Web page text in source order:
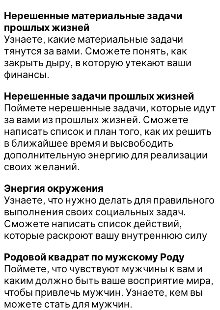
Нерешенные материальные задачи
прошлых жизней
Узнаете, какие материальные задачи
тянутся за вами. Сможете понять, как
закрыть дыру, в которую утекают ваши
финансы.
Нерешенные задачи прошлых жизней
Поймете нерешенные задачи, которые идут
за вами из прошлых жизней. Сможете
написать список и план того, как их решить
в ближайшее время и высвободить
дополнительную энергию для реализации
своих желаний.
Энергия окружения
Узнаете, что нужно делать для правильного
выполнения своих социальных задач.
Сможете написать список действий,
которые раскроют вашу внутреннюю силу
Родовой квадрат по мужскому Роду
Поймете, что чувствуют мужчины к вам и
каким должно быть ваше восприятие мира,
чтобы привлечь мужчин. Узнаете, кем вы
можете стать для мужчин.